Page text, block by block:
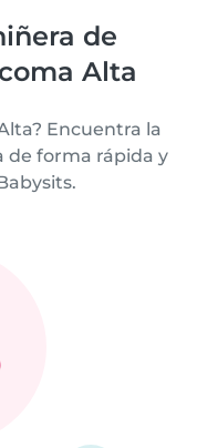
de
Alta
Encuentra la
de forma rápida y